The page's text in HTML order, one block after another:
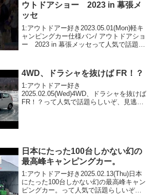
ウトドアショー 2023 in 幕張メ
ッセ
1:アウトドアー好き2023.05.01(Mon)軽キ
ャンピングカー仕様バン/ アウトドアショ
ー 2023 in 幕張メッセって人気で話題ら
す！3:ア...
4WD、ドラシャを抜けば FR！？
1:アウトドアー好き
2025.02.05(Wed)4WD、ドラシャを抜けば
FR！？って人気で話題らしいぞ、見逃さ
日本にたった100台しかない幻の
最高峰キャンピングカー。
1:アウトドアー好き2025.02.13(Thu)日本
にたった100台しかない幻の最高峰キャン
ピングカー。って人気で話題らしいぞ、